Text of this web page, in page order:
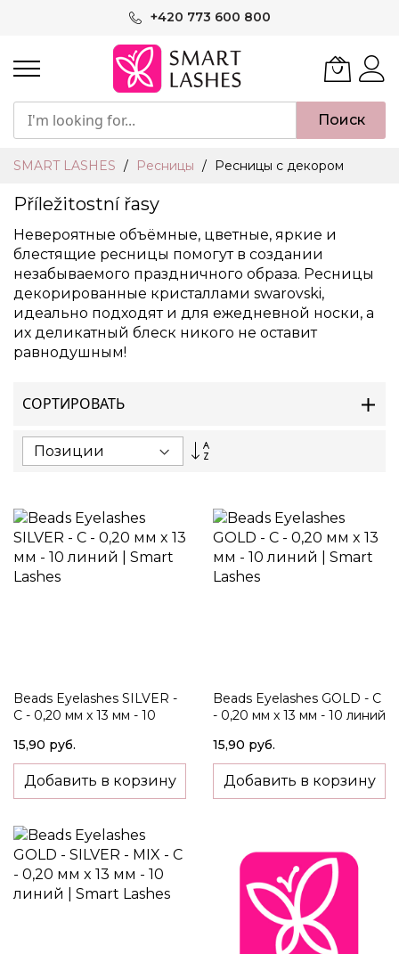
+420 773 600 800
Поиск
SMART LASHES Ресницы Ресницы с декором
Příležitostní řasy
Невероятные объёмные, цветные, яркие и
блестящие ресницы помогут в создании
незабываемого праздничного образа. Ресницы
декорированные кристаллами swarovski,
идеально подходят и для ежедневной носки, а
их деликатный блеск никого не оставит
равнодушным!
СОРТИРОВАТЬ
Set
Beads Eyelashes SILVER -
C - 0,20 мм x 13 мм - 10
15,90 руб.
Добавить в корзину
Beads Eyelashes GOLD - C
- 0,20 мм x 13 мм - 10 линий
15,90 руб.
Добавить в корзину